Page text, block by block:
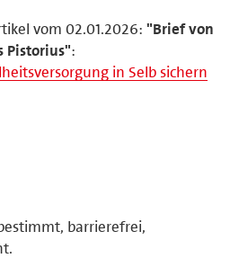
vom 02.01.2026: "Brief von
Pistorius":
in Selb sichern
barrierefrei,